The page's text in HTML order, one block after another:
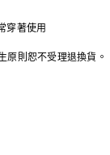
穿著使用
原則恕不受理退換貨。